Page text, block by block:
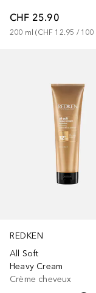
CHF 25.90
200 ml (CHF 12.95 / 100
REDKEN
All Soft
Heavy Cream
Crème cheveux